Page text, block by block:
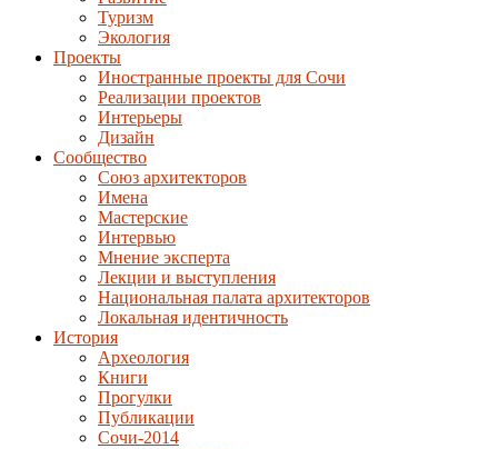
Туризм
Экология
Проекты
Иностранные проекты для Сочи
Реализации проектов
Интерьеры
Дизайн
Сообщество
Союз архитекторов
Имена
Мастерские
Интервью
Мнение эксперта
Лекции и выступления
Национальная палата архитекторов
Локальная идентичность
История
Археология
Книги
Прогулки
Публикации
Сочи-2014